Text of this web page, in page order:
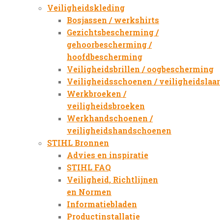
Veiligheidskleding
Bosjassen / werkshirts
Gezichtsbescherming /
gehoorbescherming /
hoofdbescherming
Veiligheidsbrillen / oogbescherming
Veiligheidsschoenen /
Werkbroeken /
veiligheidsbroeken
Werkhandschoenen /
veiligheidshandschoenen
STIHL Bronnen
Advies en inspiratie
STIHL FAQ
Veiligheid, Richtlijnen
en Normen
Informatiebladen
Productinstallatie